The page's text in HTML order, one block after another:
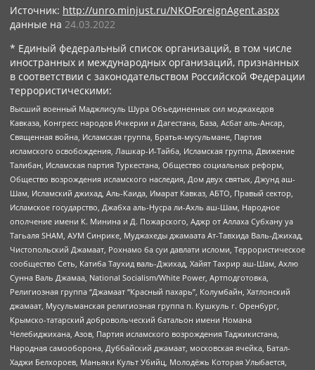
Источник: http://unro.minjust.ru/NKOForeignAgent.aspx
данные на 24.03.2022
* Единый федеральный список организаций, в том числе
иностранных и международных организаций, признанных
в соответствии с законодательством Российской Федерации
террористическими:
Высший военный Маджлисуль Шура Объединенных сил моджахедов
Кавказа, Конгресс народов Ичкерии и Дагестана, База, Асбат аль-Ансар,
Священная война, Исламская группа, Братья-мусульмане, Партия
исламского освобождения, Лашкар-И-Тайба, Исламская группа, Движение
Талибан, Исламская партия Туркестана, Общество социальных реформ,
Общество возрождения исламского наследия, Дом двух святых, Джунд аш-
Шам, Исламский джихад, Аль-Каида, Имарат Кавказ, АБТО, Правый сектор,
Исламское государство, Джабха аль-Нусра ли-Ахль аш-Шам, Народное
ополчение имени К. Минина и Д. Пожарского, Аджр от Аллаха Субхану уа
Тагьаля SHAM, АУМ Синрике, Муджахеды джамаата Ат-Тавхида Валь-Джихад,
Чистопольский Джамаат, Рохнамо ба суи давлати исломи, Террористическое
сообщество Сеть, Катиба Таухид валь-Джихад, Хайят Тахрир аш-Шам, Ахлю
Сунна Валь Джамаа, National Socialism/White Power, Артподготовка,
Религиозная группа “Джамаат “Красный пахарь”, Колумбайн, Хатлонский
джамаат, Мусульманская религиозная группа п. Кушкуль г. Оренбург,
Крымско-татарский добровольческий батальон имени Номана
Челебиджихана, Азов, Партия исламского возрождения Таджикистана,
Народная самооборона, Дуббайский джамаат, московская ячейка, Батал-
Хаджи Белхороев, Маньяки Культ Убийц, Молодёжь Которая Улыбается,